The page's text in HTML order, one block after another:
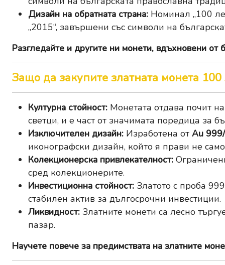
Дизайн на обратната страна: Номинал „100
„2015“, завършени със символи на
Разгледайте и другите ни монети, вдъхновени от
Защо да закупите златната монета
Културна стойност: Монетата отдава почит
светци, и е част от значимата поредица за
Изключителен дизайн: Изработена от Au
иконографски дизайн, който я прави не
Колекционерска привлекателност:
сред колекционерите.
Инвестиционна стойност: Златото с проба
стабилен актив за дългосрочни инвестиции.
Ликвидност: Златните монети са лесно
пазар.
Научете повече за предимствата на златните